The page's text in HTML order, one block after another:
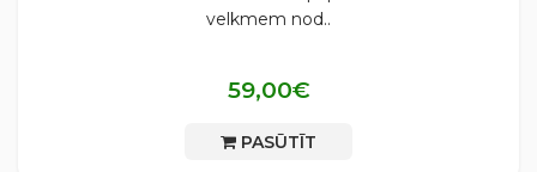
velkmem nod..
59,00€
PASŪTĪT